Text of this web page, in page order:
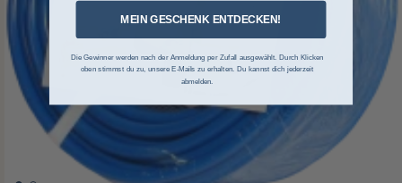
MEIN GESCHENK ENTDECKEN!
Die Gewinner werden nach der Anmeldung per Zufall ausgewählt. Durch Klicken
oben stimmst du zu, unsere E-Mails zu erhalten. Du kannst dich jederzeit
abmelden.